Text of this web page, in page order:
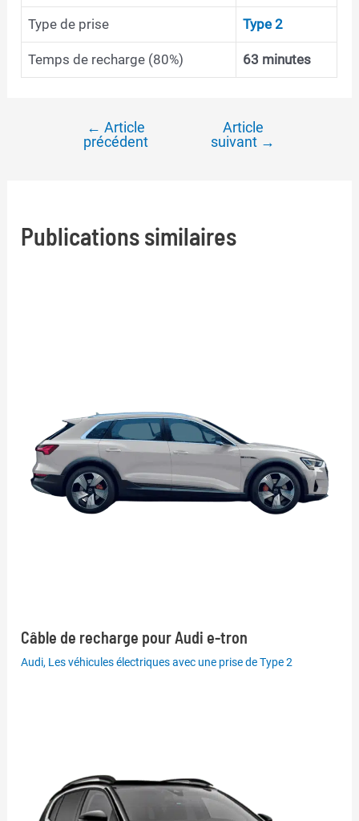
Type de prise Type 2
Temps de recharge (80%) 63 minutes
Navigation
← Article
précédent
Article
suivant →
Publications similaires
Câble de recharge pour Audi e-tron
Audi, Les véhicules électriques avec une prise de Type 2